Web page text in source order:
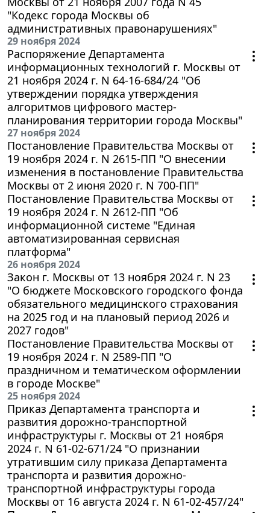
"Кодекс города Москвы об
административных правонарушениях"
29 ноября 2024
Распоряжение Департамента
информационных технологий г. Москвы от
21 ноября 2024 г. N 64-16-684/24 "Об
утверждении порядка утверждения
алгоритмов цифрового мастер-
планирования территории города Москвы"
27 ноября 2024
Постановление Правительства Москвы от
19 ноября 2024 г. N 2615-ПП "О внесении
изменения в постановление Правительства
Москвы от 2 июня 2020 г. N 700-ПП"
Постановление Правительства Москвы от
19 ноября 2024 г. N 2612-ПП "Об
информационной системе "Единая
автоматизированная сервисная
платформа"
26 ноября 2024
Закон г. Москвы от 13 ноября 2024 г. N 23
"О бюджете Московского городского фонда
обязательного медицинского страхования
на 2025 год и на плановый период 2026 и
2027 годов"
Постановление Правительства Москвы от
19 ноября 2024 г. N 2589-ПП "О
праздничном и тематическом оформлении
в городе Москве"
25 ноября 2024
Приказ Департамента транспорта и
развития дорожно-транспортной
инфраструктуры г. Москвы от 21 ноября
2024 г. N 61-02-671/24 "О признании
утратившим силу приказа Департамента
транспорта и развития дорожно-
транспортной инфраструктуры города
Москвы от 16 августа 2024 г. N 61-02-457/24"